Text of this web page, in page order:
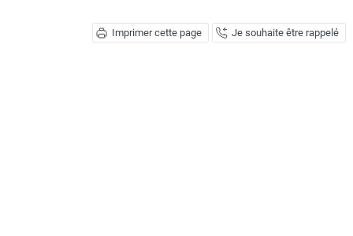
Caisson d'Extraction VMC Collective
Caisson d'Extraction VMC tertiaire
Imprimer cette page Je souhaite être rappelé